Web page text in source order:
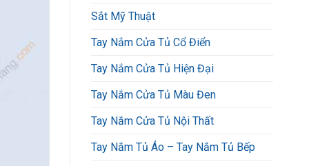
Sắt Mỹ Thuật
Tay Nắm Cửa Tủ Cổ Điển
Tay Nắm Cửa Tủ Hiện Đại
Tay Nắm Cửa Tủ Màu Đen
Tay Nắm Cửa Tủ Nội Thất
Tay Nắm Tủ Áo – Tay Nắm Tủ Bếp